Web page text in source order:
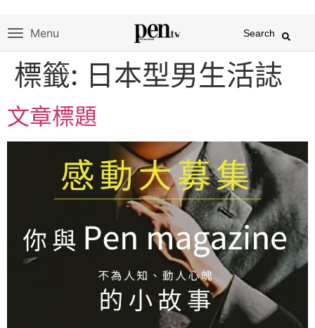
Menu Search
標籤: 日本型男生活誌
文章標題